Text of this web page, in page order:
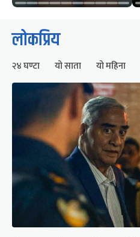
लोकप्रिय
२४ घण्टा यो साता यो महिना